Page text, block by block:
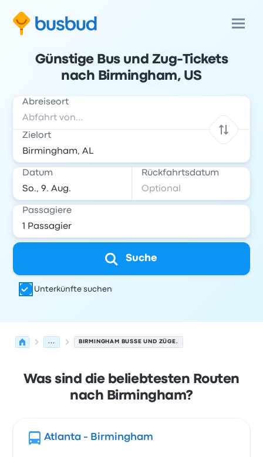
Günstige Bus und Zug-Tickets
nach Birmingham, US
Abreiseort
Zielort
Datum Rückfahrtsdatum
Passagiere
Suche
Unterkünfte suchen
... BIRMINGHAM BUSSE UND ZÜGE.
Was sind die beliebtesten Routen
nach Birmingham?
Atlanta - Birmingham